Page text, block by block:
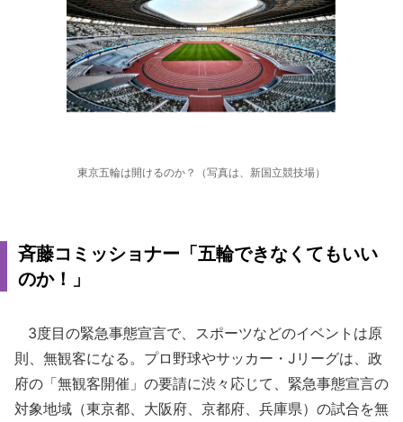
東京五輪は開けるのか？（写真は、新国立競技場）
斉藤コミッショナー「五輪できなくてもいい
のか！」
3度目の緊急事態宣言で、スポーツなどのイベントは原
則、無観客になる。プロ野球やサッカー・Jリーグは、政
府の「無観客開催」の要請に渋々応じて、緊急事態宣言の
対象地域（東京都、大阪府、京都府、兵庫県）の試合を無